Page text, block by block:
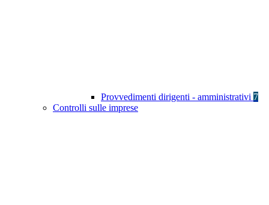
Provvedimenti dirigenti - amministrativi 7
Controlli sulle imprese